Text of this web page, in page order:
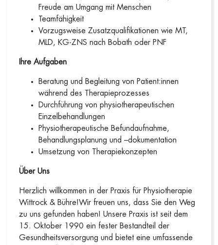
Freude am Umgang mit Menschen
Teamfähigkeit
Vorzugsweise Zusatzqualifikationen wie MT,
MLD, KG-ZNS nach Bobath oder PNF
Ihre Aufgaben
Beratung und Begleitung von Patient:innen
während des Therapieprozesses
Durchführung von physiotherapeutischen
Einzelbehandlungen
Physiotherapeutische Befundaufnahme,
Behandlungsplanung und –dokumentation
Umsetzung von Therapiekonzepten
Über Uns
Herzlich willkommen in der Praxis für Physiotherapie
Wittrock & Bühre!Wir freuen uns, dass Sie den Weg
zu uns gefunden haben! Unsere Praxis ist seit dem
15. Oktober 1990 ein fester Bestandteil der
Gesundheitsversorgung und bietet eine umfassende